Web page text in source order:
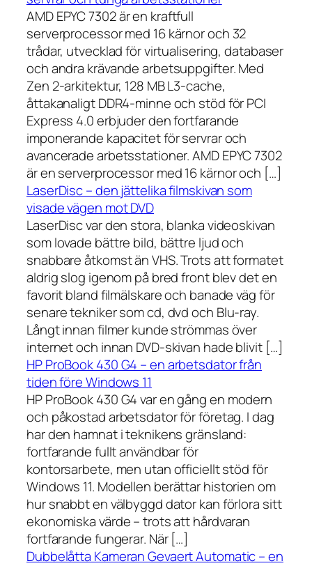
AMD EPYC 7302 är en kraftfull
serverprocessor med 16 kärnor och 32
trådar, utvecklad för virtualisering, databaser
och andra krävande arbetsuppgifter. Med
Zen 2-arkitektur, 128 MB L3-cache,
åttakanaligt DDR4-minne och stöd för PCI
Express 4.0 erbjuder den fortfarande
imponerande kapacitet för servrar och
avancerade arbetsstationer. AMD EPYC 7302
är en serverprocessor med 16 kärnor och […]
LaserDisc – den jättelika filmskivan som
visade vägen mot DVD
LaserDisc var den stora, blanka videoskivan
som lovade bättre bild, bättre ljud och
snabbare åtkomst än VHS. Trots att formatet
aldrig slog igenom på bred front blev det en
favorit bland filmälskare och banade väg för
senare tekniker som cd, dvd och Blu-ray.
Långt innan filmer kunde strömmas över
internet och innan DVD-skivan hade blivit […]
HP ProBook 430 G4 – en arbetsdator från
tiden före Windows 11
HP ProBook 430 G4 var en gång en modern
och påkostad arbetsdator för företag. I dag
har den hamnat i teknikens gränsland:
fortfarande fullt användbar för
kontorsarbete, men utan officiellt stöd för
Windows 11. Modellen berättar historien om
hur snabbt en välbyggd dator kan förlora sitt
ekonomiska värde – trots att hårdvaran
fortfarande fungerar. När […]
Dubbelåtta Kameran Gevaert Automatic – en